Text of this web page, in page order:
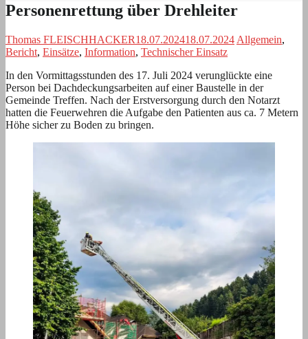
Personenrettung über Drehleiter
Thomas FLEISCHHACKER18.07.202418.07.2024 Allgemein,
Bericht, Einsätze, Information, Technischer Einsatz
In den Vormittagsstunden des 17. Juli 2024 verunglückte eine
Person bei Dachdeckungsarbeiten auf einer Baustelle in der
Gemeinde Treffen. Nach der Erstversorgung durch den Notarzt
hatten die Feuerwehren die Aufgabe den Patienten aus ca. 7 Metern
Höhe sicher zu Boden zu bringen.